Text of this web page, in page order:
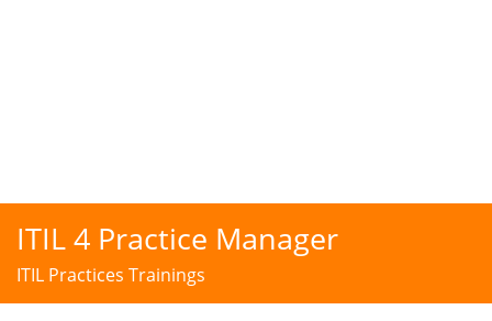
ITIL 4 Practice Manager
ITIL Practices Trainings